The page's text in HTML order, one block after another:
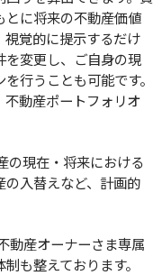
に将来の不動産価値
覚的に提示するだけ
を変更し、ご自身の現
行うことも可能です。
不動産ポートフォリオ
の現在・将来における
入替えなど、計画的
動産オーナーさま専属
も整えております。